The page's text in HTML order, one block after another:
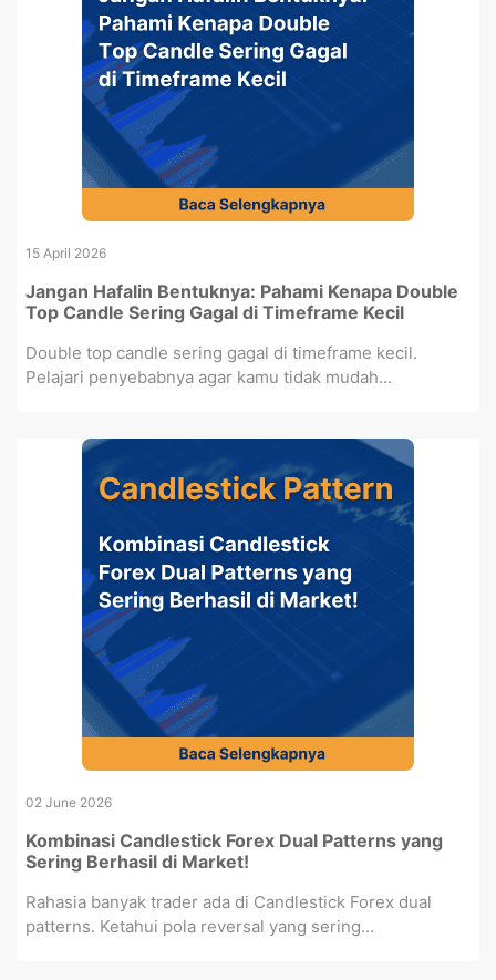
15 April 2026
Jangan Hafalin Bentuknya: Pahami Kenapa Double
Top Candle Sering Gagal di Timeframe Kecil
Double top candle sering gagal di timeframe kecil.
Pelajari penyebabnya agar kamu tidak mudah...
02 June 2026
Kombinasi Candlestick Forex Dual Patterns yang
Sering Berhasil di Market!
Rahasia banyak trader ada di Candlestick Forex dual
patterns. Ketahui pola reversal yang sering...